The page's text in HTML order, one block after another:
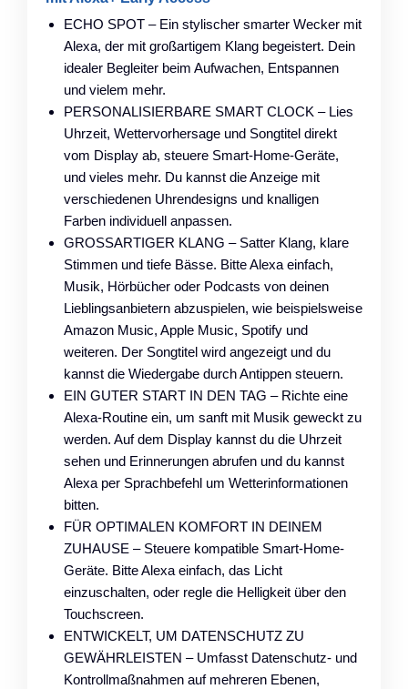
ECHO SPOT – Ein stylischer smarter Wecker mit
Alexa, der mit großartigem Klang begeistert. Dein
idealer Begleiter beim Aufwachen, Entspannen
und vielem mehr.
PERSONALISIERBARE SMART CLOCK – Lies
Uhrzeit, Wettervorhersage und Songtitel direkt
vom Display ab, steuere Smart-Home-Geräte,
und vieles mehr. Du kannst die Anzeige mit
verschiedenen Uhrendesigns und knalligen
Farben individuell anpassen.
GROSSARTIGER KLANG – Satter Klang, klare
Stimmen und tiefe Bässe. Bitte Alexa einfach,
Musik, Hörbücher oder Podcasts von deinen
Lieblingsanbietern abzuspielen, wie beispielsweise
Amazon Music, Apple Music, Spotify und
weiteren. Der Songtitel wird angezeigt und du
kannst die Wiedergabe durch Antippen steuern.
EIN GUTER START IN DEN TAG – Richte eine
Alexa-Routine ein, um sanft mit Musik geweckt zu
werden. Auf dem Display kannst du die Uhrzeit
sehen und Erinnerungen abrufen und du kannst
Alexa per Sprachbefehl um Wetterinformationen
bitten.
FÜR OPTIMALEN KOMFORT IN DEINEM
ZUHAUSE – Steuere kompatible Smart-Home-
Geräte. Bitte Alexa einfach, das Licht
einzuschalten, oder regle die Helligkeit über den
Touchscreen.
ENTWICKELT, UM DATENSCHUTZ ZU
GEWÄHRLEISTEN – Umfasst Datenschutz- und
Kontrollmaßnahmen auf mehreren Ebenen,